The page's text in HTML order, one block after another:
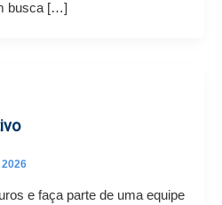
busca […]
e faça parte de uma equipe